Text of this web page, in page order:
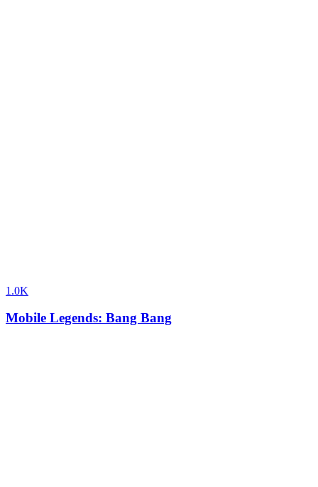
1.0K
Mobile Legends: Bang Bang